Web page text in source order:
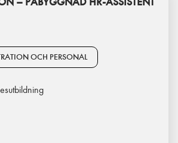
OCH PERSONAL